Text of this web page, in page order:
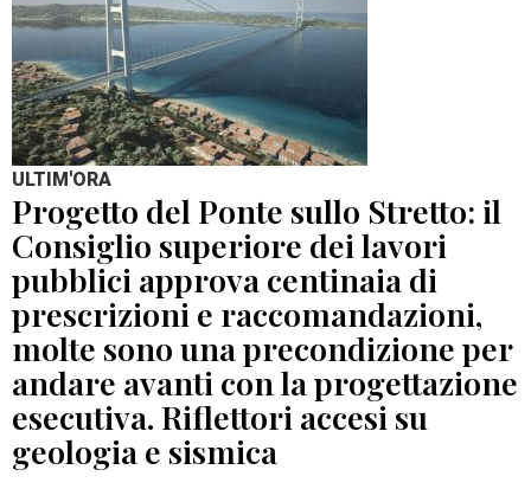
ULTIM'ORA
Progetto del Ponte sullo Stretto: il
Consiglio superiore dei lavori
pubblici approva centinaia di
prescrizioni e raccomandazioni,
molte sono una precondizione per
andare avanti con la progettazione
esecutiva. Riflettori accesi su
geologia e sismica